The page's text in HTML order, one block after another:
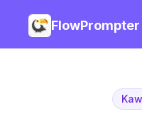
FlowPrompter